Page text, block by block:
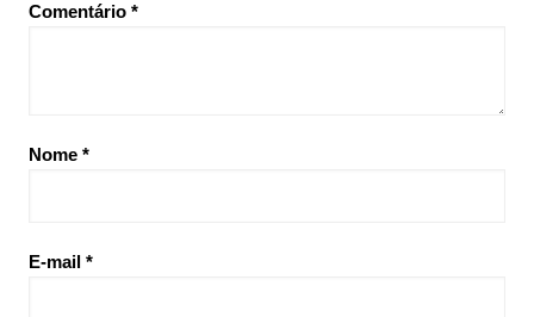
Comentário *
Nome *
E-mail *